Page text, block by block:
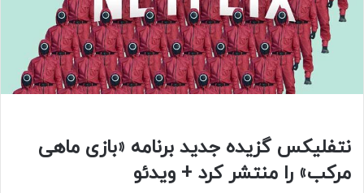
نتفلیکس گزیده جدید برنامه «بازی ماهی
مرکب»‌ را منتشر کرد + ویدئو